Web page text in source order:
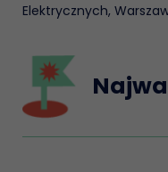
Elektrycznych,